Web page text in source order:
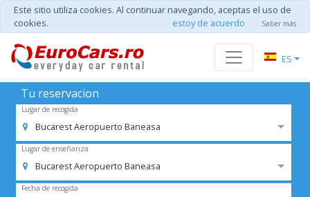
Este sitio utiliza cookies. Al continuar navegando, aceptas el uso de
cookies.
estoy de acuerdo Saber más
ES
Tu reservacion
Lugar de recogida
Bucarest Aeropuerto Baneasa
Lugar de enseñanza
Bucarest Aeropuerto Baneasa
Fecha de recogida